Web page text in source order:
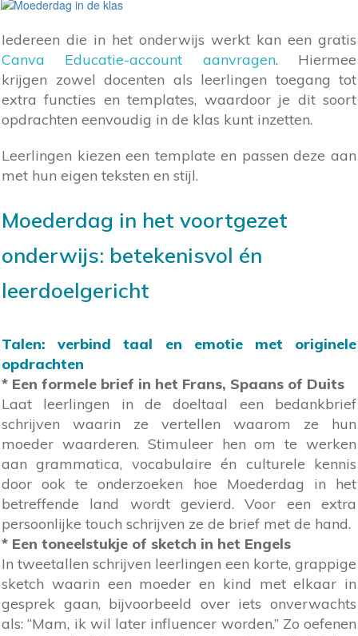
Iedereen die in het onderwijs werkt kan een gratis
Canva Educatie-account aanvragen. Hiermee
krijgen zowel docenten als leerlingen toegang tot
extra functies en templates, waardoor je dit soort
opdrachten eenvoudig in de klas kunt inzetten.
Leerlingen kiezen een template en passen deze aan
met hun eigen teksten en stijl.
Moederdag in het voortgezet
onderwijs: betekenisvol én
leerdoelgericht
Talen: verbind taal en emotie met originele
opdrachten
* Een formele brief in het Frans, Spaans of Duits
Laat leerlingen in de doeltaal een bedankbrief
schrijven waarin ze vertellen waarom ze hun
moeder waarderen. Stimuleer hen om te werken
aan grammatica, vocabulaire én culturele kennis
door ook te onderzoeken hoe Moederdag in het
betreffende land wordt gevierd. Voor een extra
persoonlijke touch schrijven ze de brief met de hand.
* Een toneelstukje of sketch in het Engels
In tweetallen schrijven leerlingen een korte, grappige
sketch waarin een moeder en kind met elkaar in
gesprek gaan, bijvoorbeeld over iets onverwachts
als: “Mam, ik wil later influencer worden.” Zo oefenen